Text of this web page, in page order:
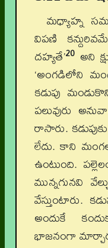
మధ్యాహ్న
విపణి
దహ్యతే’20 అని
‘అంగడిలోని
కడుపు
పలువురు
రాసారు.
లేదు. కాని
ఉంటుంది.
మున్నగునవి
వేస్తుంటారు.
అందుకే
భాజనంగా